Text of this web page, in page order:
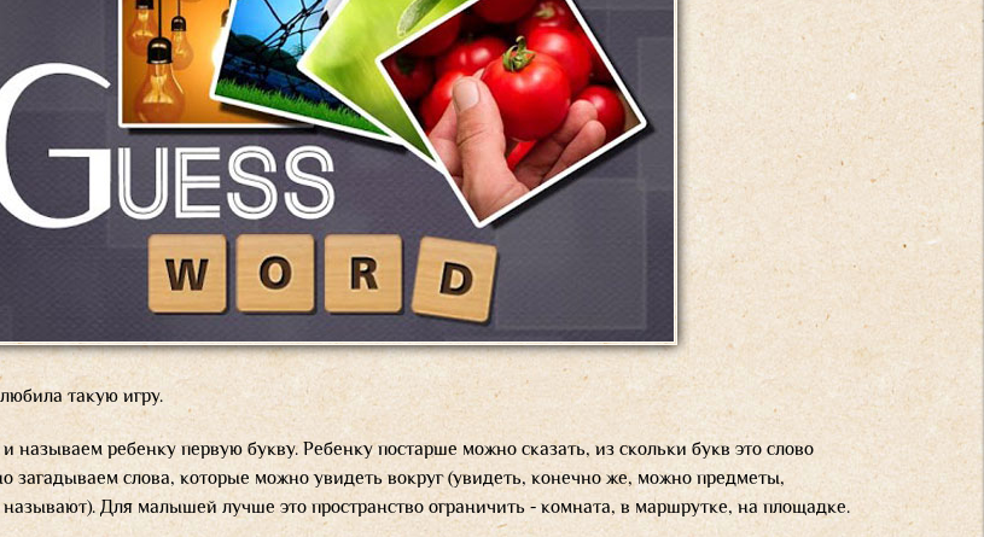
такую игру.
называем ребенку первую букву. Ребенку постарше можно сказать, из скольки букв это слово
загадываем слова, которые можно увидеть вокруг (увидеть, конечно же, можно предметы,
называют). Для малышей лучше это пространство ограничить - комната, в маршрутке, на площадке.